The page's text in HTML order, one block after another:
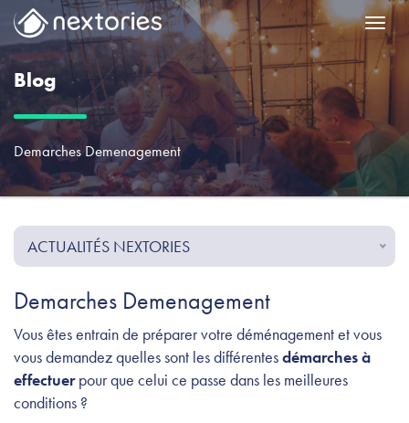
Blog
Demarches Demenagement
ACTUALITÉS NEXTORIES
Demarches Demenagement
Vous êtes entrain de préparer votre déménagement et vous
vous demandez quelles sont les différentesdémarches à
effectuerpour que celui ce passe dans les meilleures
conditions ?